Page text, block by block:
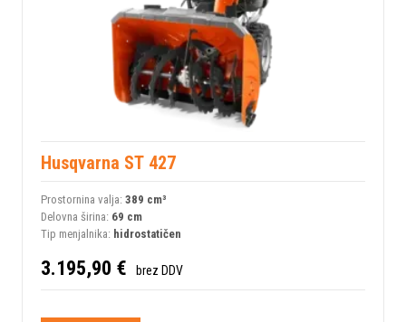
Husqvarna ST 427
Prostornina valja: 389 сm³
Delovna širina: 69 cm
Tip menjalnika: hidrostatičen
3.195,90 € brez DDV